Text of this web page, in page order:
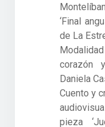
‘Final
de La
corazón
Daniela
Cuento y
pieza